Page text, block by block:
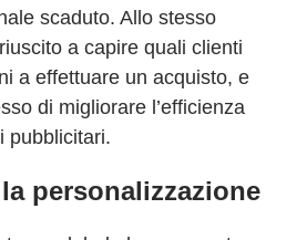
scaduto. Allo stesso
a capire quali clienti
a effettuare un acquisto, e
di migliorare l’efficienza
pubblicitari.
personalizzazione